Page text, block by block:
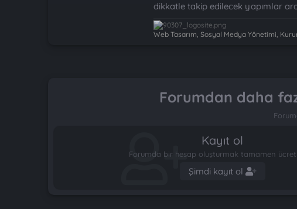
dikkatle takip edilecek yapımlar
Web Tasarım, Sosyal Medya Yönetimi,
Forumdan daha
Kayıt ol
Forumda bir hesap oluşturmak tamamen
Şimdi kayıt ol